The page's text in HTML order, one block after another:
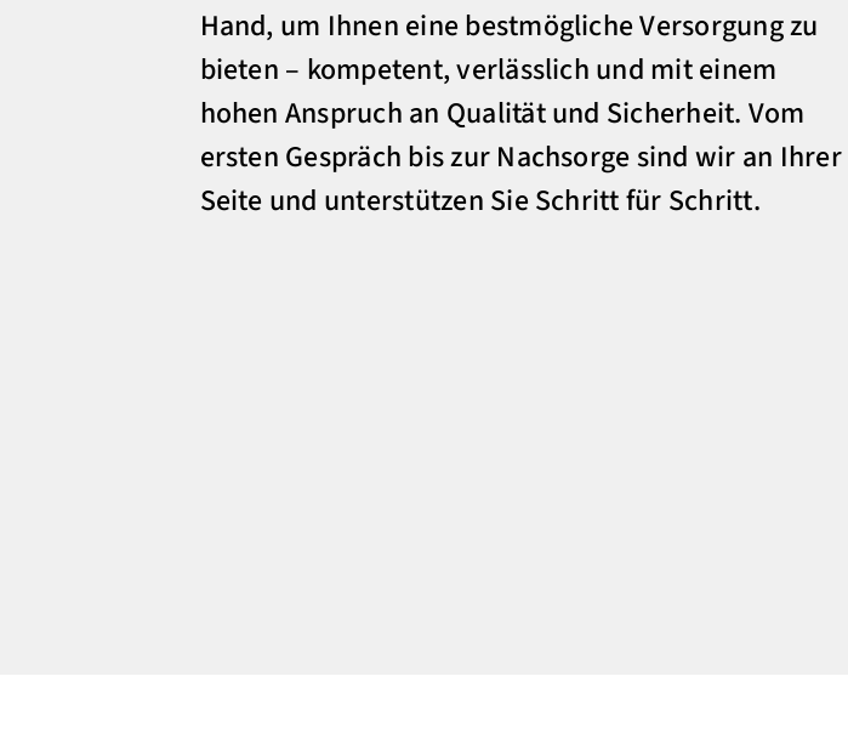
Hand, um Ihnen eine bestmögliche Versorgung zu
bieten – kompetent, verlässlich und mit einem
hohen Anspruch an Qualität und Sicherheit. Vom
ersten Gespräch bis zur Nachsorge sind wir an Ihrer
Seite und unterstützen Sie Schritt für Schritt.